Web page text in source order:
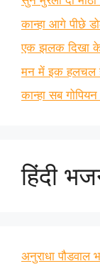
कान्हा आगे पीछे
एक झलक दिखा के
मन में इक हलचल
कान्हा सब गोपियन
हिंदी
अनुराधा पौडवाल